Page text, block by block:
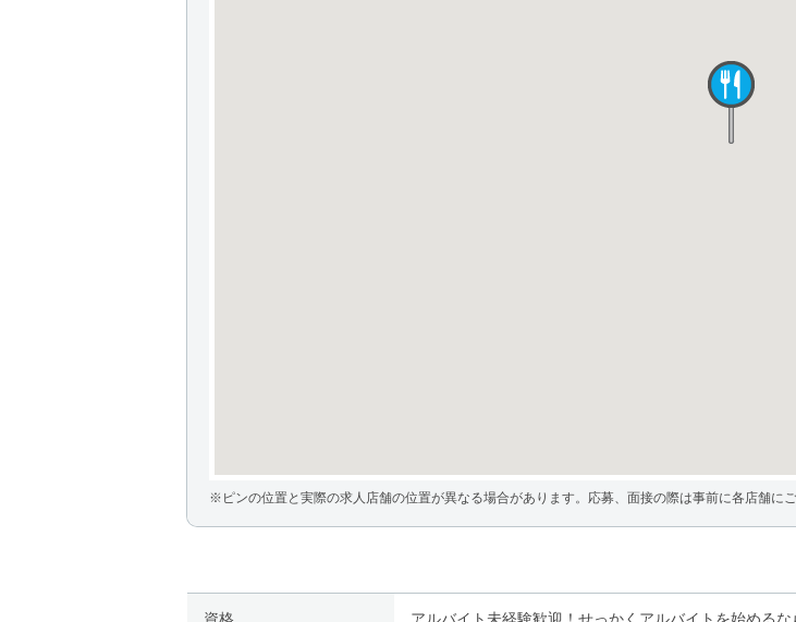
※ピンの位置と実際の求人店舗の位置が異なる場合があります。応募、面接の際は事前に各店舗にご
資格 アルバイト未経験歓迎！せっかくアルバイトを始める